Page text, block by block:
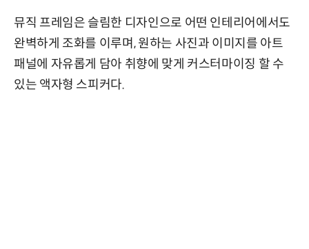
뮤직 프레임은 슬림한 디자인으로 어떤 인테리어에서도
완벽하게 조화를 이루며, 원하는 사진과 이미지를 아트
패널에 자유롭게 담아 취향에 맞게 커스터마이징 할 수
있는 액자형 스피커다.